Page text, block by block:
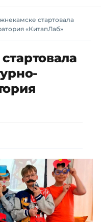
стартовала
«КитапЛаб»